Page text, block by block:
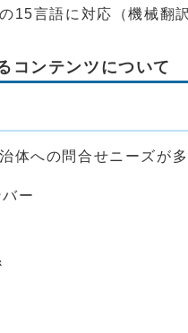
15言語に対応（機械翻
コンテンツについて
体への問合せニーズが
ー